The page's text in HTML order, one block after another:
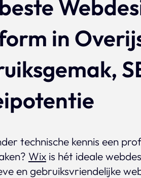
in
technische kennis een
Wixis hét ideale
en gebruiksvriendelijke